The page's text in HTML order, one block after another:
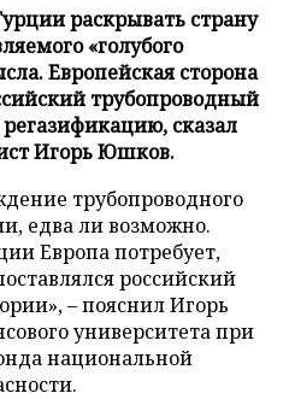
раскрывать страну
«голубого
Европейская сторона
трубопроводный
сказал
Игорь Юшков.
трубопроводного
едва ли возможно.
Европа потребует,
российский
– пояснил Игорь
университета при
национальной